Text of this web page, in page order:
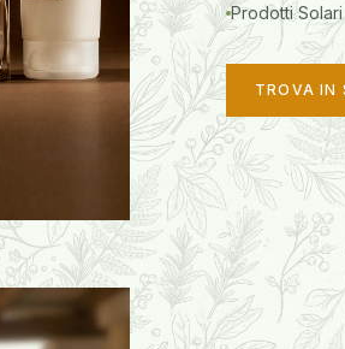
Prodotti Solari
TROVA IN